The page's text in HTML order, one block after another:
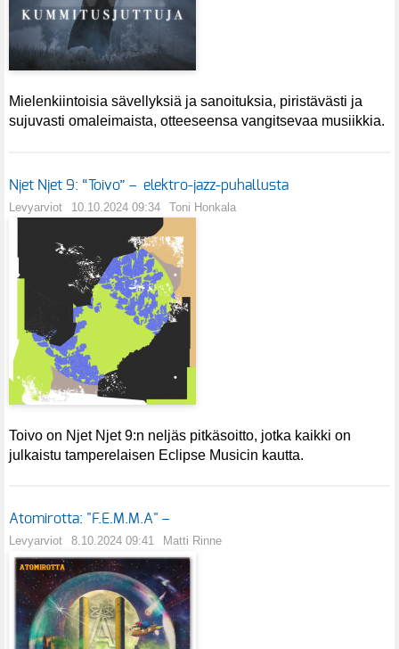
Mielenkiintoisia sävellyksiä ja sanoituksia, piristävästi ja
sujuvasti omaleimaista, otteeseensa vangitsevaa musiikkia.
Njet Njet 9: “Toivo” – elektro-jazz-puhallusta
Levyarviot 10.10.2024 09:34 Toni Honkala
Toivo on Njet Njet 9:n neljäs pitkäsoitto, jotka kaikki on
julkaistu tamperelaisen Eclipse Musicin kautta.
Atomirotta: "F.E.M.M.A" –
Levyarviot 8.10.2024 09:41 Matti Rinne